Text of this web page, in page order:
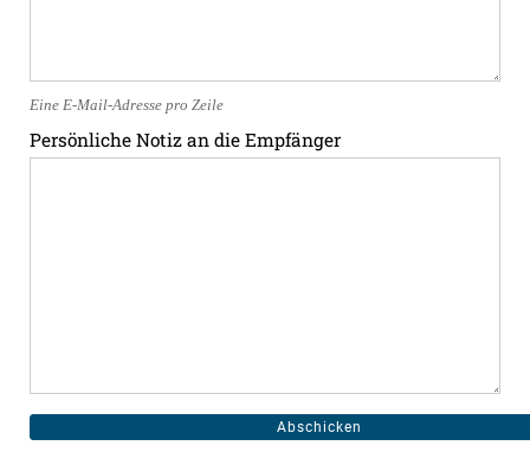
Eine E-Mail-Adresse pro Zeile
Persönliche Notiz an die Empfänger